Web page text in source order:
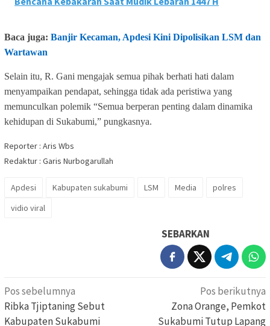
Baca juga: Banjir Kecaman, Apdesi Kini Dipolisikan LSM dan
Wartawan
Selain itu, R. Gani mengajak semua pihak berhati hati dalam
menyampaikan pendapat, sehingga tidak ada peristiwa yang
memunculkan polemik “Semua berperan penting dalam dinamika
kehidupan di Sukabumi,” pungkasnya.
Reporter : Aris Wbs
Redaktur : Garis Nurbogarullah
Apdesi Kabupaten sukabumi LSM Media
polres
vidio viral
SEBARKAN
Navigasi
pos
Pos sebelumnya
Ribka Tjiptaning Sebut
Kabupaten Sukabumi
Pos berikutnya
Zona Orange, Pemkot
Sukabumi Tutup Lapang